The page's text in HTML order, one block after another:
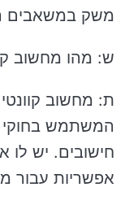
משק במשאבים
ש: מהו מחשוב
ת: מחשוב
המשתמש בחוקי
חישובים. יש לו
אפשריות עבור